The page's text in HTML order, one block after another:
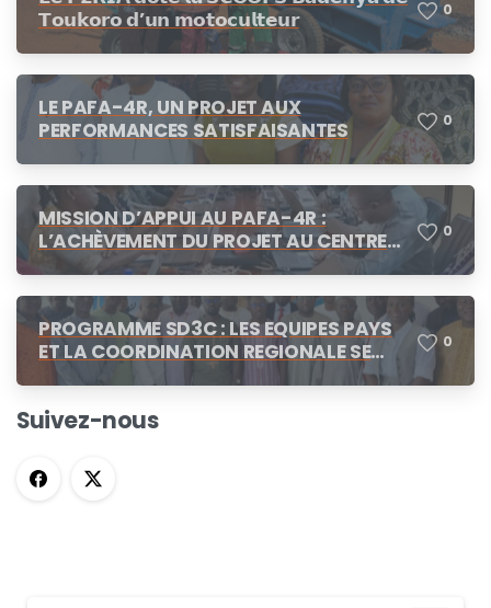
𝗧𝗼𝘂𝗸𝗼𝗿𝗼 𝗱’𝘂𝗻 𝗺𝗼𝘁𝗼𝗰𝘂𝗹𝘁𝗲𝘂𝗿
0
LE PAFA-4R, UN PROJET AUX
PERFORMANCES SATISFAISANTES
0
MISSION D’APPUI AU PAFA-4R :
L’ACHÈVEMENT DU PROJET AU CENTRE
DES CONCERTATIONS
0
PROGRAMME SD3C : LES EQUIPES PAYS
ET LA COORDINATION REGIONALE SE
CONCERTENT A N’DJAMENA
0
Suivez-nous